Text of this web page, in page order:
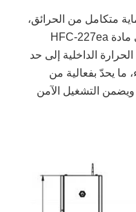
متكامل من الحرائق،
مزوّد بوحدة إطفاء متقدمة تعتمد على مادة HFC-227ea
الداخلية إلى حد
ما يحدّ بفعالية من
التشغيل الآمن